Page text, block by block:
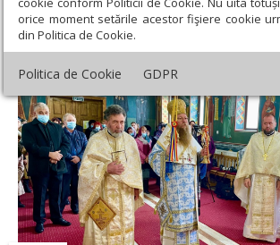
orice moment setările acestor fişiere cookie
din Politica de Cookie.
Politica de Cookie GDPR
„A te pocăi înseamnă să faci
unde este dezordine în viața ta”